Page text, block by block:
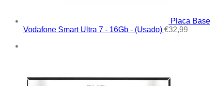
Placa Base
Vodafone Smart Ultra 7 - 16Gb - (Usado) €32,99